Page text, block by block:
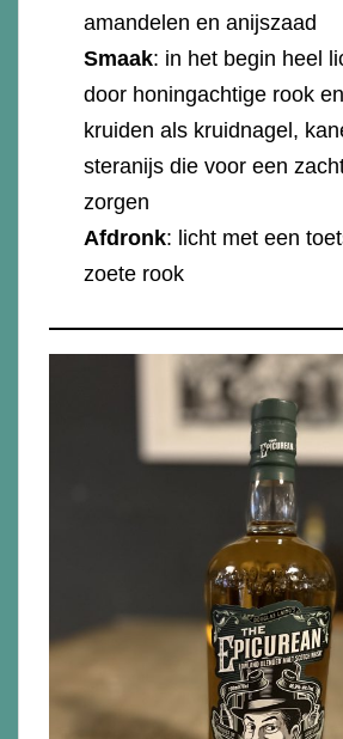
amandelen en anijszaad
Smaak: in het begin heel
door honingachtige rook
kruiden als kruidnagel,
steranijs die voor een
zorgen
Afdronk: licht met een
zoete rook